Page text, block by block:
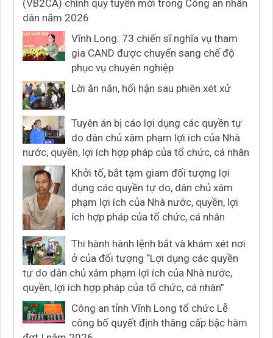
(VB2CA) chính quy tuyển mới trong Công an nhân
dân năm 2026
Vĩnh Long: 73 chiến sĩ nghĩa vụ tham
gia CAND được chuyển sang chế độ
phục vụ chuyên nghiệp
Lời ăn năn, hối hận sau phiên xét xử
Tuyên án bị cáo lợi dụng các quyền tự
do dân chủ xâm phạm lợi ích của Nhà
nước, quyền, lợi ích hợp pháp của tổ chức, cá nhân
Khởi tố, bắt tạm giam đối tượng lợi
dụng các quyền tự do, dân chủ xâm
phạm lợi ích của Nhà nước, quyền, lợi
ích hợp pháp của tổ chức, cá nhân
Thi hành hành lệnh bắt và khám xét nơi
ở của đối tượng “Lợi dụng các quyền
tự do dân chủ xâm phạm lợi ích của Nhà nước,
quyền, lợi ích hợp pháp của tổ chức, cá nhân”
Công an tỉnh Vĩnh Long tổ chức Lễ
công bố quyết định thăng cấp bậc hàm